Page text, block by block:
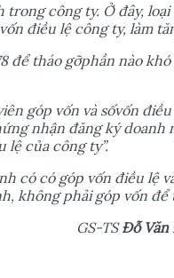
trong công ty. Ởđây, loại
ốn điều lệcông ty, làm
đểtháo gỡphần nào
góp vốn và sốvốn điều
ứng nhận đăng ký doanh
lệcủa công ty”.
có có góp vốn điều lệ
không phải góp vốn để
GS-TSĐỗVăn